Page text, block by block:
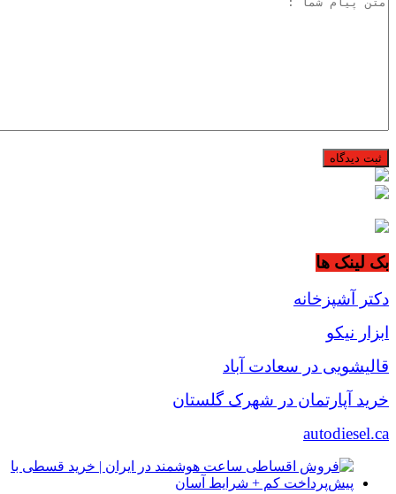
بک لینک ها
دکتر آشپزخانه
ابزار نیکو
قالیشویی در سعادت آباد
خرید آپارتمان در شهرک گلستان
autodiesel.ca